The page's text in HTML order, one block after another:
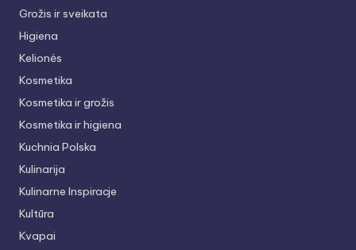
Grožis ir sveikata
Higiena
Kelionės
Kosmetika
Kosmetika ir grožis
Kosmetika ir higiena
Kuchnia Polska
Kulinarija
Kulinarne Inspiracje
Kultūra
Kvapai